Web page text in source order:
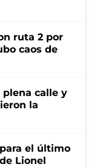
ruta 2 por
caos de
plena calle y
la
el último
Lionel